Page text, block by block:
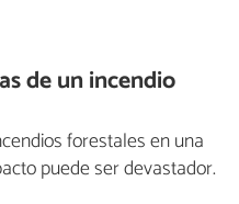
de un incendio
forestales en una
puede ser devastador.